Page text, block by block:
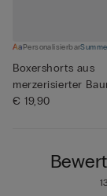
Personalisierbar
Boxershorts aus
merzerisierter
filo Prem...
€ 19,90